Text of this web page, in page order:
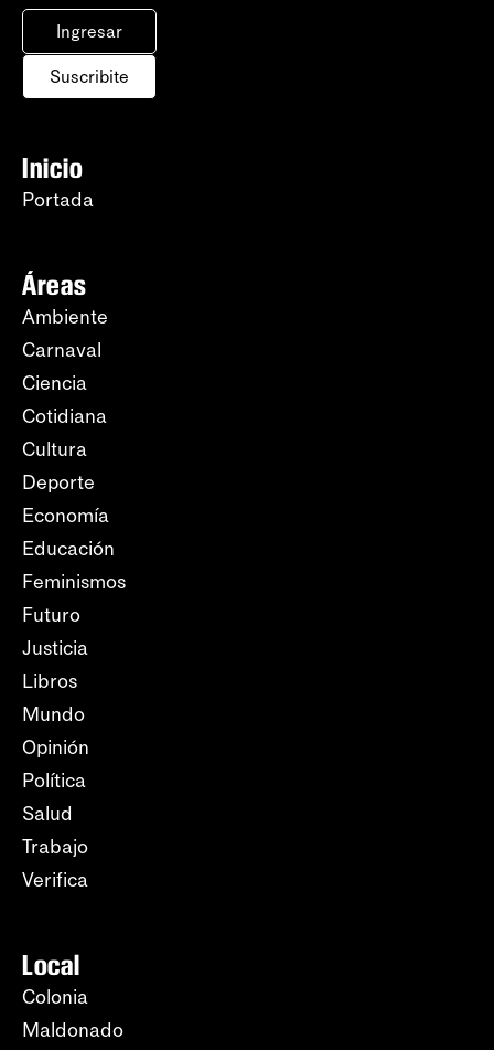
Ingresar
Suscribite
Inicio
Portada
Áreas
Ambiente
Carnaval
Ciencia
Cotidiana
Cultura
Deporte
Economía
Educación
Feminismos
Futuro
Justicia
Libros
Mundo
Opinión
Política
Salud
Trabajo
Verifica
Local
Colonia
Maldonado